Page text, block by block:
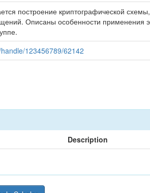
построение криптографической
Описаны особенности применения
123456789/62142
Description